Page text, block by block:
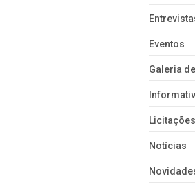
Eventos
Galeria
Notícias